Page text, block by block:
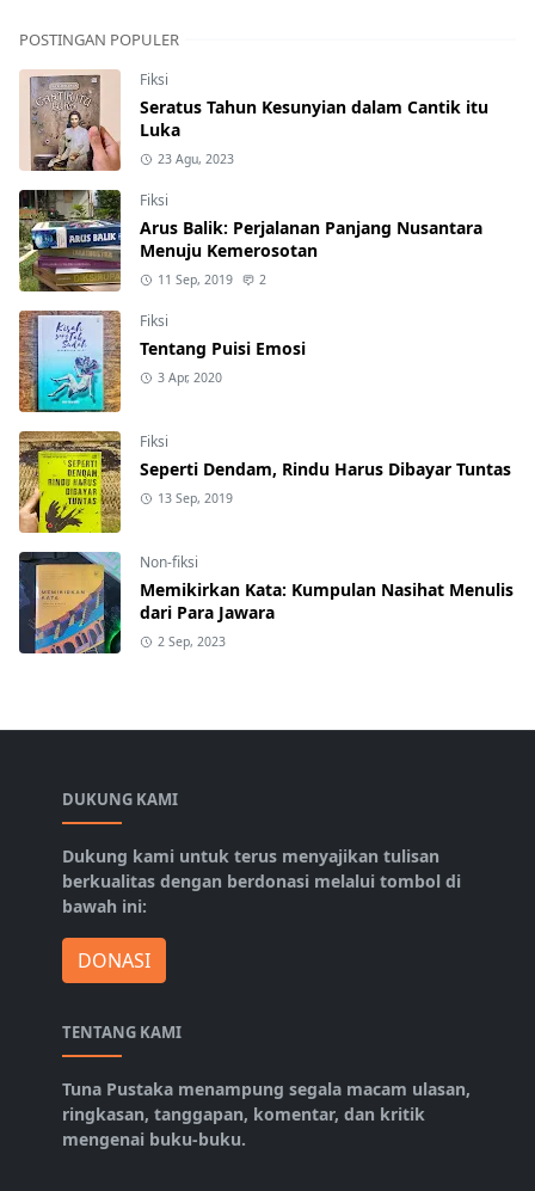
POSTINGAN POPULER
Fiksi
Seratus Tahun Kesunyian dalam Cantik itu
Luka
23 Agu, 2023
Fiksi
Arus Balik: Perjalanan Panjang Nusantara
Menuju Kemerosotan
11 Sep, 2019 2
Fiksi
Tentang Puisi Emosi
3 Apr, 2020
Fiksi
Seperti Dendam, Rindu Harus Dibayar Tuntas
13 Sep, 2019
Non-fiksi
Memikirkan Kata: Kumpulan Nasihat Menulis
dari Para Jawara
2 Sep, 2023
DUKUNG KAMI
Dukung kami untuk terus menyajikan tulisan
berkualitas dengan berdonasi melalui tombol di
bawah ini:
DONASI
TENTANG KAMI
Tuna Pustaka menampung segala macam ulasan,
ringkasan, tanggapan, komentar, dan kritik
mengenai buku-buku.